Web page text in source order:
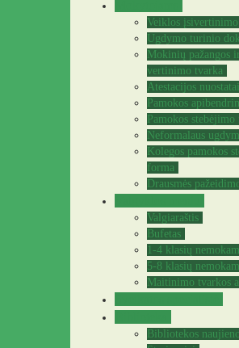
Veiklos įsivertinimo
Ugdymo turinio
Mokinių pažangos
vertinimo tvarka
Atestacijos nuostatai
Pamokos
Pamokos
Neformalaus
Kolegos pamokos
forma
Drausmės
Valgiaraštis
Bufetas
1-4 klasių
5-8 klasių
Maitinimo tvarkos
Bibliotekos